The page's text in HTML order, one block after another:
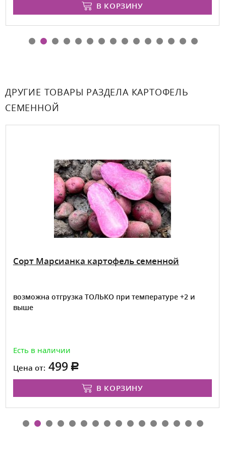
В КОРЗИНУ
ДРУГИЕ ТОВАРЫ РАЗДЕЛА КАРТОФЕЛЬ
СЕМЕННОЙ
Сорт Марсианка картофель семенной
возможна отгрузка ТОЛЬКО при температуре +2 и
выше
Есть в наличии
Цена от: 499
В КОРЗИНУ